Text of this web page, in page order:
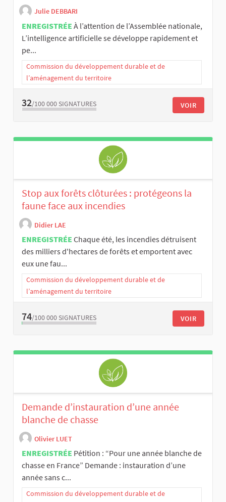
Julie DEBBARI
ENREGISTRÉE À l’attention de l’Assemblée nationale,
L’intelligence artificielle se développe rapidement et
pe...
Commission du développement durable et de
l’aménagement du territoire
32/100 000 SIGNATURES VOIR
Stop aux forêts clôturées : protégeons la
faune face aux incendies
Didier LAE
ENREGISTRÉE Chaque été, les incendies détruisent
des milliers d'hectares de forêts et emportent avec
eux une fau...
Commission du développement durable et de
l’aménagement du territoire
74/100 000 SIGNATURES VOIR
Demande d’instauration d’une année
blanche de chasse
Olivier LUET
ENREGISTRÉE Pétition : “Pour une année blanche de
chasse en France” Demande : instauration d’une
année sans c...
Commission du développement durable et de